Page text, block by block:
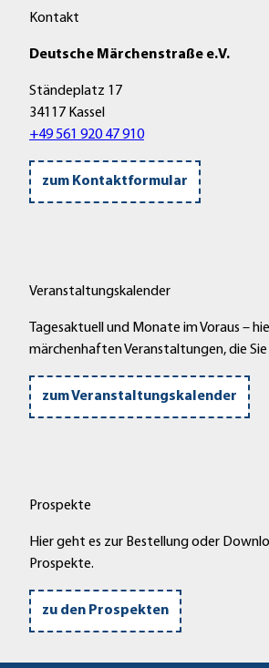
Kontakt
Deutsche Märchenstraße e.V.
Ständeplatz 17
34117 Kassel
+49 561 920 47 910
zum Kontaktformular
Veranstaltungskalender
Tagesaktuell und Monate im Voraus –
märchenhaften Veranstaltungen, die Sie
zum Veranstaltungskalender
Prospekte
Hier geht es zur Bestellung oder
Prospekte.
zu den Prospekten